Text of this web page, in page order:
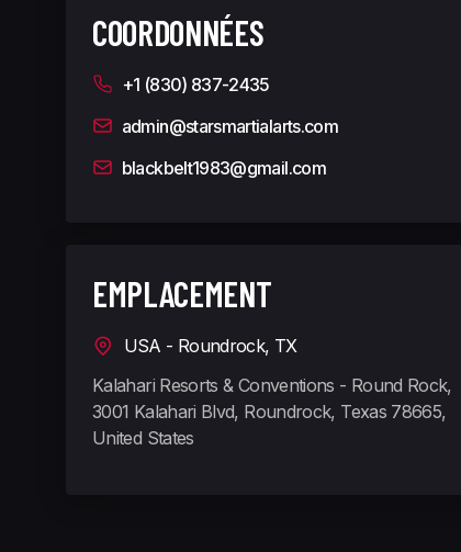
COORDONNÉES
+1 (830) 837-2435
admin@starsmartialarts.com
blackbelt1983@gmail.com
EMPLACEMENT
USA - Roundrock, TX
Kalahari Resorts & Conventions - Round Rock,
3001 Kalahari Blvd, Roundrock, Texas 78665,
United States